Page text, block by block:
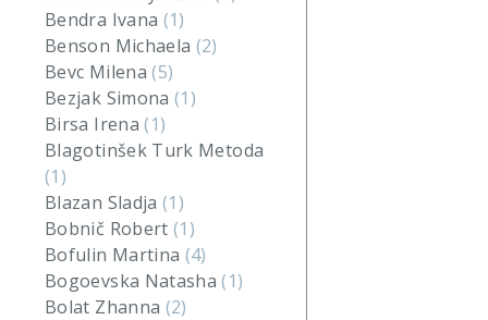
Bendra Ivana (1)
Benson Michaela (2)
Bevc Milena(5)
Bezjak Simona(1)
Birsa Irena(1)
Blagotinšek Turk Metoda
(1)
Blazan Sladja(1)
Bobnič Robert(1)
Bofulin Martina (4)
Bogoevska Natasha(1)
Bolat Zhanna (2)